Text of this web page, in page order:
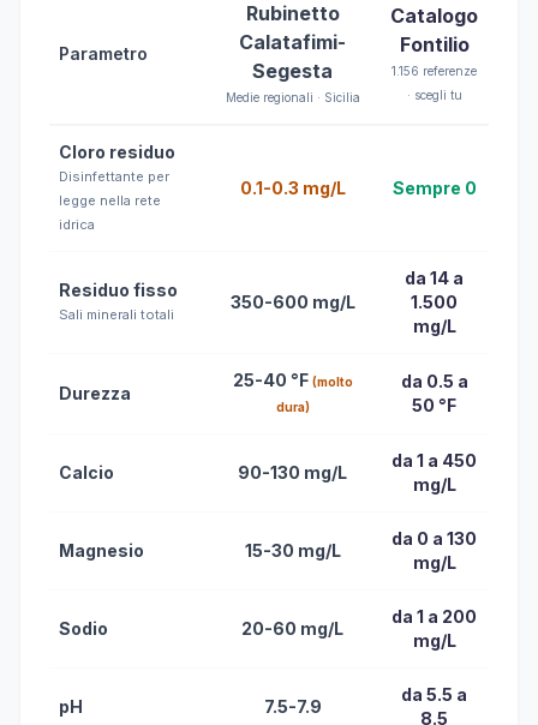
Parametro
Rubinetto
Calatafimi-
Segesta
Medie regionali · Sicilia
Catalogo
Fontilio
1.156 referenze
· scegli tu
Cloro residuo
Disinfettante per
legge nella rete
idrica
0.1-0.3 mg/L Sempre 0
Residuo fisso
Sali minerali totali
350-600 mg/L
da 14 a
1.500
mg/L
Durezza
25-40 °F (molto
dura)
da 0.5 a
50 °F
Calcio 90-130 mg/L
da 1 a 450
mg/L
Magnesio 15-30 mg/L
da 0 a 130
mg/L
Sodio 20-60 mg/L
da 1 a 200
mg/L
pH 7.5-7.9
da 5.5 a
8.5